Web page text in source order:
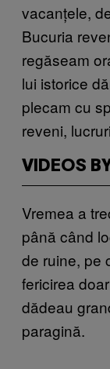
vacanțele,
Bucuria
regăseam
lui istorice
plecam cu
reveni,
VIDEOS
Vremea a
până când
de ruine, pe
fericirea
dădeau
paragină.